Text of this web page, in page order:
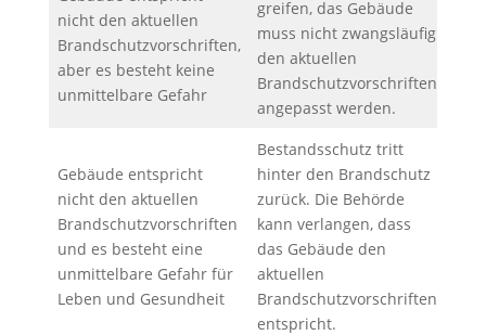
nicht den aktuellen
Brandschutzvorschriften,
aber es besteht keine
unmittelbare Gefahr
greifen, das Gebäude
muss nicht zwangsläufig
den aktuellen
Brandschutzvorschriften
angepasst werden.
Gebäude entspricht
nicht den aktuellen
Brandschutzvorschriften
und es besteht eine
unmittelbare Gefahr für
Leben und Gesundheit
Bestandsschutz tritt
hinter den Brandschutz
zurück. Die Behörde
kann verlangen, dass
das Gebäude den
aktuellen
Brandschutzvorschriften
entspricht.